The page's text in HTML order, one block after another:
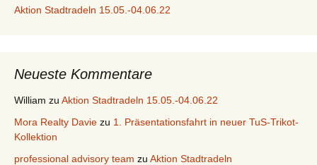
Aktion Stadtradeln 15.05.-04.06.22
Neueste Kommentare
William zu Aktion Stadtradeln 15.05.-04.06.22
Mora Realty Davie zu 1. Präsentationsfahrt in neuer TuS-Trikot-
Kollektion
professional advisory team zu Aktion Stadtradeln